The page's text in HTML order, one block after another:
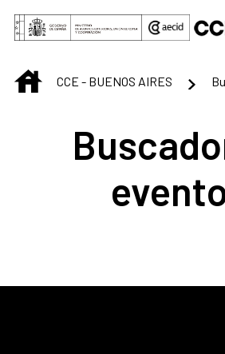
Saltar al contenido principal
INICIOCCE - BUENOS AIRES